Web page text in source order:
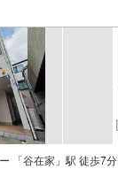
「谷在家」駅 徒歩7分